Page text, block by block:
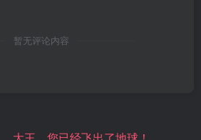
暂无评论内容